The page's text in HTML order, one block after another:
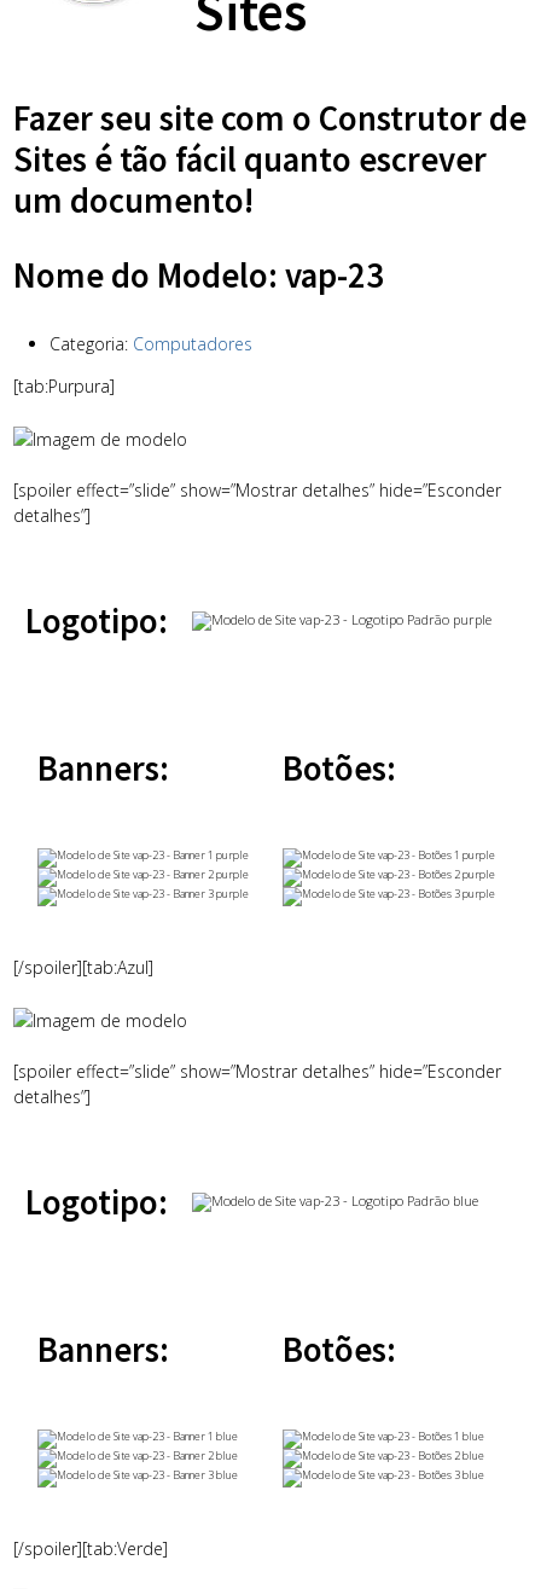
Fazer seu site com o Construtor de
Sites é tão fácil quanto escrever
um documento!
Nome do Modelo: vap-23
Categoria: Computadores
[tab:Purpura]
[spoiler effect=”slide” show=”Mostrar detalhes” hide=”Esconder
detalhes”]
Logotipo:
Banners: Botões:
[/spoiler][tab:Azul]
[spoiler effect=”slide” show=”Mostrar detalhes” hide=”Esconder
detalhes”]
Logotipo:
Banners: Botões:
[/spoiler][tab:Verde]